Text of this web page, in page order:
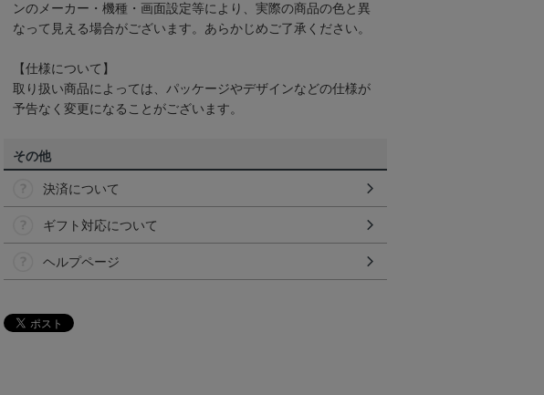
ンのメーカー・機種・画面設定等により、実際の商品の色と異
なって見える場合がございます。あらかじめご了承ください。
【仕様について】
取り扱い商品によっては、パッケージやデザインなどの仕様が
予告なく変更になることがございます。
その他
決済について
ギフト対応について
ヘルプページ